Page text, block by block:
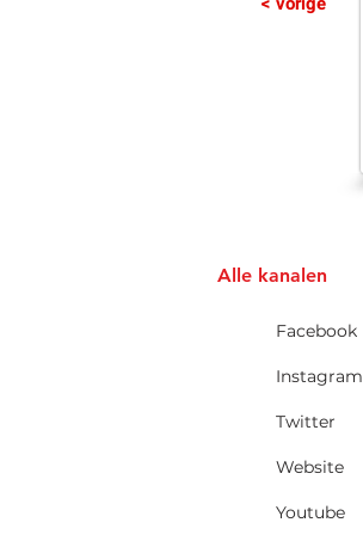
Alle kanalen
Facebook
Instagram
Twitter
Website
Youtube